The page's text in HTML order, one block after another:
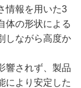
情報を用いた3
体の形状による
しながら高度か
響されず、製品
により安定した